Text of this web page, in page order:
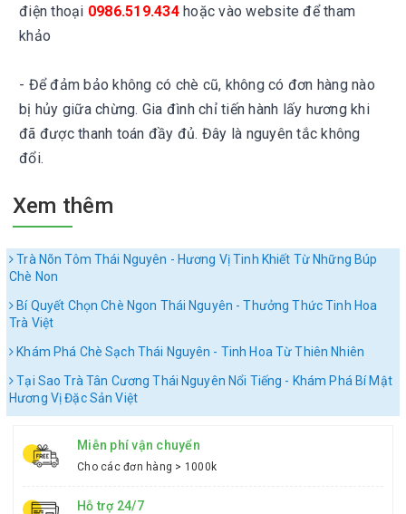
điện thoại 0986.519.434hoặc vào website để tham
khảo
- Để đảm bảo không có chè cũ, không có đơn hàng nào
bị hủy giữa chừng. Gia đình chỉ tiến hành lấy hương khi
đã được thanh toán đầy đủ. Đây là nguyên tắc không
đổi.
Xem thêm
Trà Nõn Tôm Thái Nguyên - Hương Vị Tinh Khiết Từ Những Búp
Chè Non
Bí Quyết Chọn Chè Ngon Thái Nguyên - Thưởng Thức Tinh Hoa
Trà Việt
Khám Phá Chè Sạch Thái Nguyên - Tinh Hoa Từ Thiên Nhiên
Tại Sao Trà Tân Cương Thái Nguyên Nổi Tiếng - Khám Phá Bí Mật
Hương Vị Đặc Sản Việt
Miễn phí vận chuyển
Cho các đơn hàng > 1000k
Hỗ trợ 24/7